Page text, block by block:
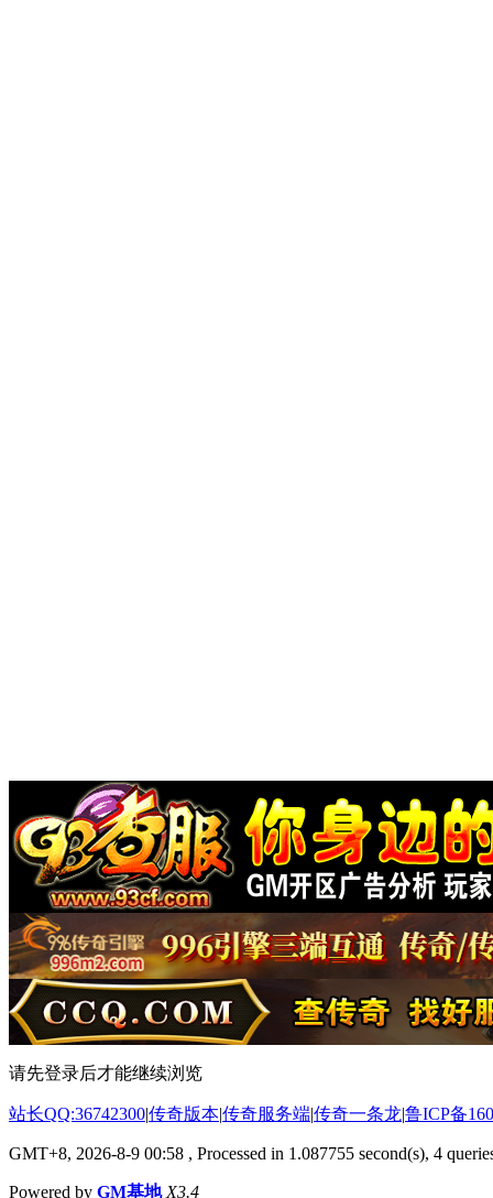
请先登录后才能继续浏览
站长QQ:36742300|传奇版本|传奇服务端|传奇一条龙|鲁ICP备
GMT+8, 2026-8-9 00:58 , Processed in 1.087755 second(s), 4
Powered by GM基地 X3.4